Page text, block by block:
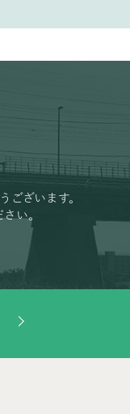
ございます。
い。